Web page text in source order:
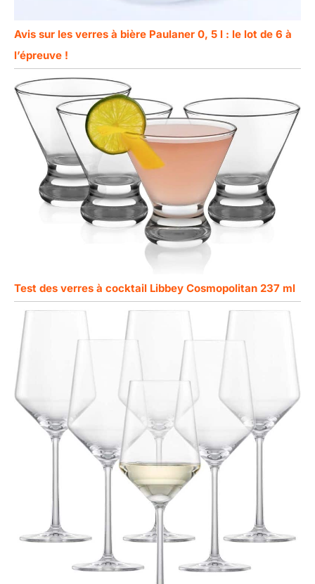
Avis sur les verres à bière Paulaner 0, 5 l : le lot de 6 à
l’épreuve !
Test des verres à cocktail Libbey Cosmopolitan 237 ml